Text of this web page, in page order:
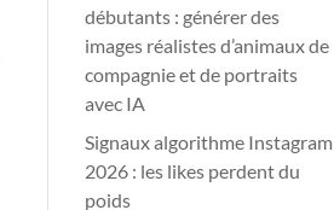
débutants : générer des
images réalistes d’animaux de
compagnie et de portraits
avec IA
Signaux algorithme Instagram
2026 : les likes perdent du
poids